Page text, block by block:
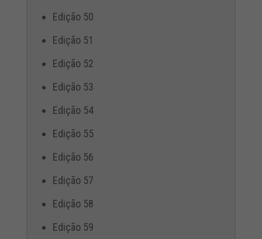
Edição 50
Edição 51
Edição 52
Edição 53
Edição 54
Edição 55
Edição 56
Edição 57
Edição 58
Edição 59